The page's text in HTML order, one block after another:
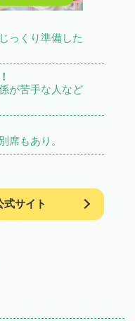
っくり準備した
が苦手な人など
席もあり。
サイト